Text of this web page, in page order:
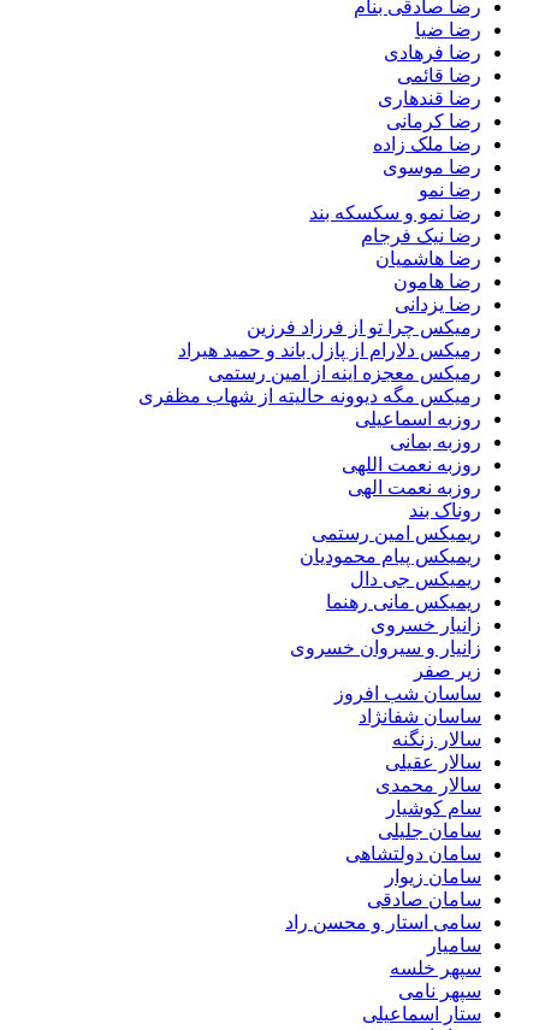
رضا صادقی بنام
رضا ضیا
رضا فرهادی
رضا قائمی
رضا قندهاری
رضا کرمانی
رضا ملک زاده
رضا موسوی
رضا نمو
رضا نمو و سکسکه بند
رضا نیک فرجام
رضا هاشمیان
رضا هامون
رضا یزدانی
رمیکس چرا تو از فرزاد فرزین
رمیکس دلارام از پازل باند و حمید هیراد
رمیکس معجزه اینه از امین رستمی
رمیکس مگه دیوونه حالیته از شهاب مظفری
روزبه اسماعیلی
روزبه بمانی
روزبه نعمت اللهی
روزبه نعمت الهی
روناک بند
ریمیکس امین رستمی
ریمیکس پیام محمودیان
ریمیکس جی دال
ریمیکس مانی رهنما
زانیار خسروی
زانیار و سیروان خسروی
زیر صفر
ساسان شب افروز
ساسان شفانژاد
سالار زنگنه
سالار عقیلی
سالار محمدی
سام کوشیار
سامان جلیلی
سامان دولتشاهی
سامان زیوار
سامان صادقی
سامی استار و محسن راد
سامیار
سپهر خلسه
سپهر نامی
ستار اسماعیلی